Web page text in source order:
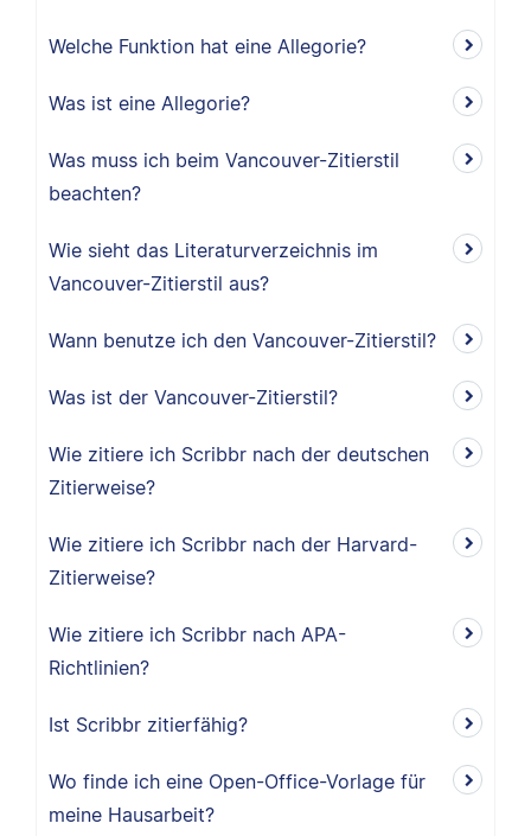
Welche Funktion hat eine Allegorie?
Was ist eine Allegorie?
Was muss ich beim Vancouver-Zitierstil
beachten?
Wie sieht das Literaturverzeichnis im
Vancouver-Zitierstil aus?
Wann benutze ich den Vancouver-Zitierstil?
Was ist der Vancouver-Zitierstil?
Wie zitiere ich Scribbr nach der deutschen
Zitierweise?
Wie zitiere ich Scribbr nach der Harvard-
Zitierweise?
Wie zitiere ich Scribbr nach APA-
Richtlinien?
Ist Scribbr zitierfähig?
Wo finde ich eine Open-Office-Vorlage für
meine Hausarbeit?